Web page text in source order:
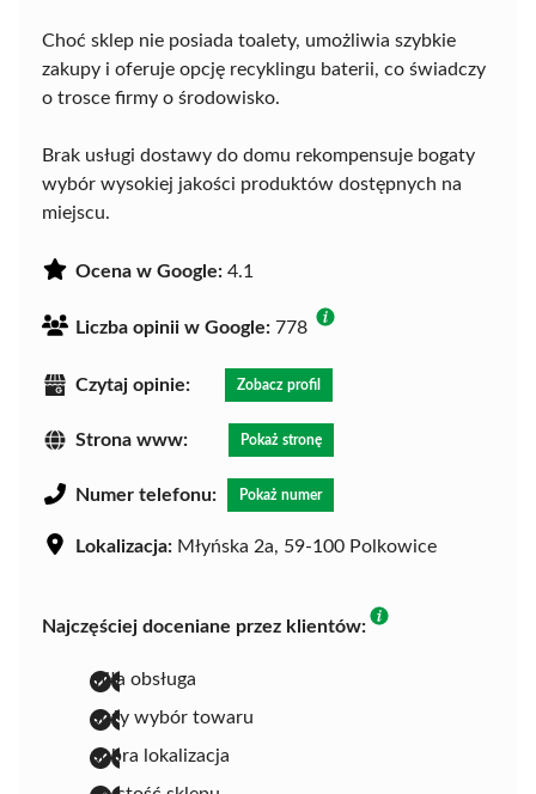
Choć sklep nie posiada toalety, umożliwia szybkie
zakupy i oferuje opcję recyklingu baterii, co świadczy
o trosce firmy o środowisko.
Brak usługi dostawy do domu rekompensuje bogaty
wybór wysokiej jakości produktów dostępnych na
miejscu.
Ocena w Google: 4.1
Liczba opinii w Google: 778
Czytaj opinie: Zobacz profil
Strona www: Pokaż stronę
Numer telefonu: Pokaż numer
Lokalizacja: Młyńska 2a, 59-100 Polkowice
Najczęściej doceniane przez klientów:
miła obsługa
duży wybór towaru
dobra lokalizacja